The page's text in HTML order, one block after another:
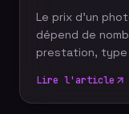
Le prix d'un
dépend de
prestation, type
le plus bas, il
Lire l'article